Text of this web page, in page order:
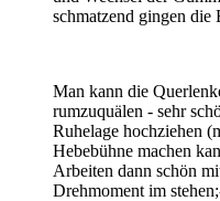
schmatzend gingen
Man kann die
rumzuquälen - sehr
Ruhelage hochziehen
Hebebühne machen
Arbeiten dann schön
Drehmoment im